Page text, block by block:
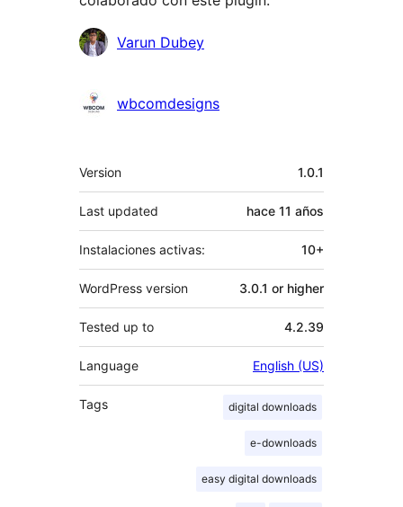
Colaboradores
Varun Dubey
wbcomdesigns
Meta
Version 1.0.1
Last updated hace 11 años
Instalaciones activas: 10+
WordPress version 3.0.1 or higher
Tested up to 4.2.39
Language English (US)
Tags digital downloads
e-downloads
easy digital downloads